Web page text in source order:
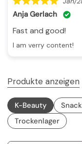
Anja Gerlach
Fast and good!
I am verry content!
Produkte anzeigen
K-Beauty
Trockenlager